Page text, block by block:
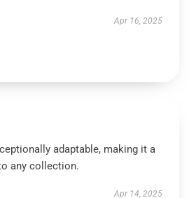
Apr 16, 2025
adaptable, making it a
any collection.
Apr 14, 2025